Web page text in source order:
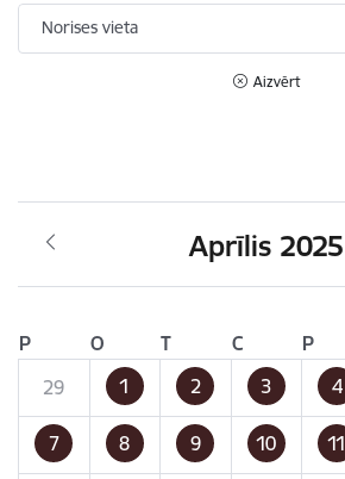
Norises vieta
Aizvērt
Aprīlis 2025
P O T C P
29
1 2 3 4
7 8 9 10 11